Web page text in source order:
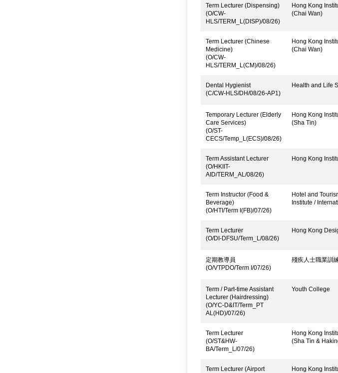
Term Lecturer (Dispensing)
(O/CW-
HLS/TERM_L(DISP)/08/26)
Hong Kong
(Chai Wan)
Term Lecturer (Chinese
Medicine)
(O/CW-
HLS/TERM_L(CM)/08/26)
Hong Kong
(Chai Wan)
Dental Hygienist
(C/CW-HLS/DH/08/26-AP1)
Health and Life
Temporary Lecturer (Elderly
Care Services)
(O/ST-
CECS/Temp_L(ECS)/08/26)
Hong Kong
(Sha Tin)
Term Assistant Lecturer
(O/HKIIT-
AID/TERM_AL/08/26)
Hong Kong
Term Instructor (Food &
Beverage)
(O/HTI/Term I(FB)/07/26)
Hotel and
Institute /
Term Lecturer
(O/DI-DFSU/Term_L/08/26)
Hong Kong
定期教導員
(O/VTPDO/Term I/07/26)
殘疾人士職業訓
Term / Part-time Assistant
Lecturer (Hairdressing)
(O/YC-D&IT/Term_PT
AL(HD)/07/26)
Youth College
Term Lecturer
(O/ST&HW-
BA/Term_L/07/26)
Hong Kong
(Sha Tin &
Term Lecturer (Airport
Hong Kong